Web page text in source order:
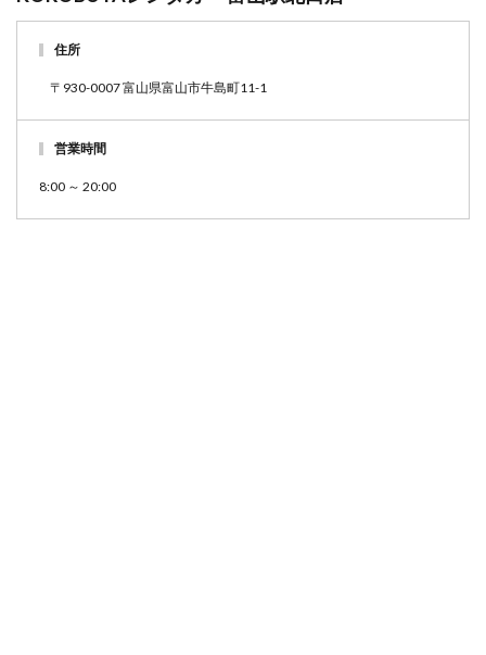
住所
〒930-0007 富山県富山市牛島町11-1
営業時間
8:00 ～ 20:00